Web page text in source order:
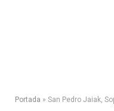
Portada » San Pedro Jaiak,